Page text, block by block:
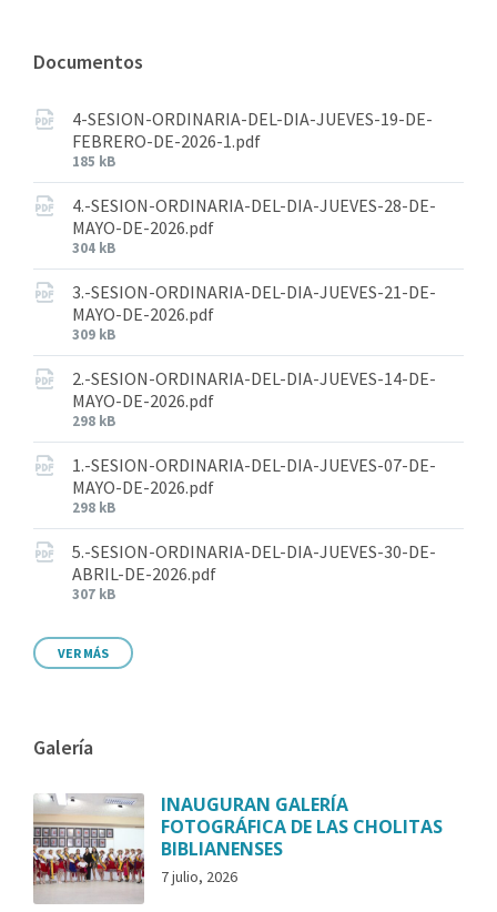
Documentos
4-SESION-ORDINARIA-DEL-DIA-JUEVES-19-DE-
FEBRERO-DE-2026-1.pdf
185 kB
4.-SESION-ORDINARIA-DEL-DIA-JUEVES-28-DE-
MAYO-DE-2026.pdf
304 kB
3.-SESION-ORDINARIA-DEL-DIA-JUEVES-21-DE-
MAYO-DE-2026.pdf
309 kB
2.-SESION-ORDINARIA-DEL-DIA-JUEVES-14-DE-
MAYO-DE-2026.pdf
298 kB
1.-SESION-ORDINARIA-DEL-DIA-JUEVES-07-DE-
MAYO-DE-2026.pdf
298 kB
5.-SESION-ORDINARIA-DEL-DIA-JUEVES-30-DE-
ABRIL-DE-2026.pdf
307 kB
VER MÁS
Galería
INAUGURAN GALERÍA
FOTOGRÁFICA DE LAS CHOLITAS
BIBLIANENSES
7 julio, 2026